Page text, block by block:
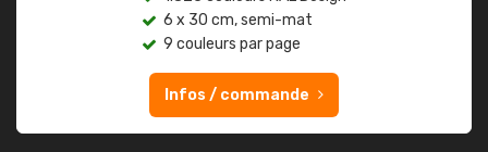
6 x 30 cm, semi-mat
9 couleurs par page
Infos / commande